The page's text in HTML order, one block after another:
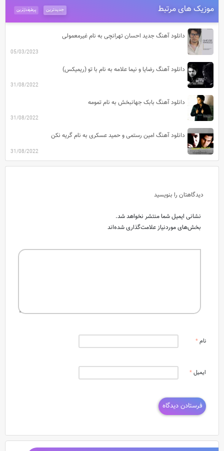
موزیک های مرتبط پرطرفدارترین جدیدترین
دانلود آهنگ جدید احسان تهرانچی به نام غیرمعمولی
05/03/2023
دانلود آهنگ رضایا و نیما علامه به نام با تو (ریمیکس)
31/08/2022
دانلود آهنگ بابک جهانبخش به نام تمومه
31/08/2022
دانلود آهنگ امین رستمی و حمید عسکری به نام گریه نکن
31/08/2022
دیدگاهتان را بنویسید
نشانی ایمیل شما منتشر نخواهد شد.
بخش‌های موردنیاز علامت‌گذاری شده‌اند
نام*
ایمیل*